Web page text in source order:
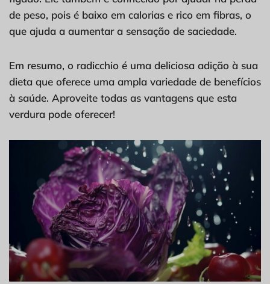
de peso, pois é baixo em calorias e rico em fibras, o
que ajuda a aumentar a sensação de saciedade.
Em resumo, o radicchio é uma deliciosa adição à sua
dieta que oferece uma ampla variedade de benefícios
à saúde. Aproveite todas as vantagens que esta
verdura pode oferecer!